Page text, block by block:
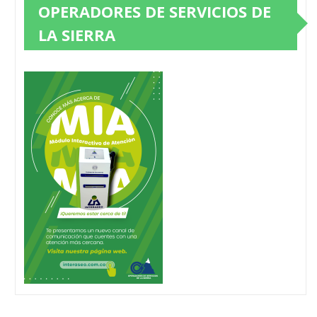
OPERADORES DE SERVICIOS DE
LA SIERRA